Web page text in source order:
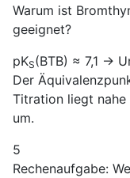
Warum ist
geeignet?
pKS(BTB) ≈ 7,1 →
Der
Titration liegt
um.
5
Rechenaufgabe: